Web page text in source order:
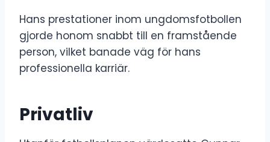
Hans prestationer inom ungdomsfotbollen
gjorde honom snabbt till en framstående
person, vilket banade väg för hans
professionella karriär.
Privatliv